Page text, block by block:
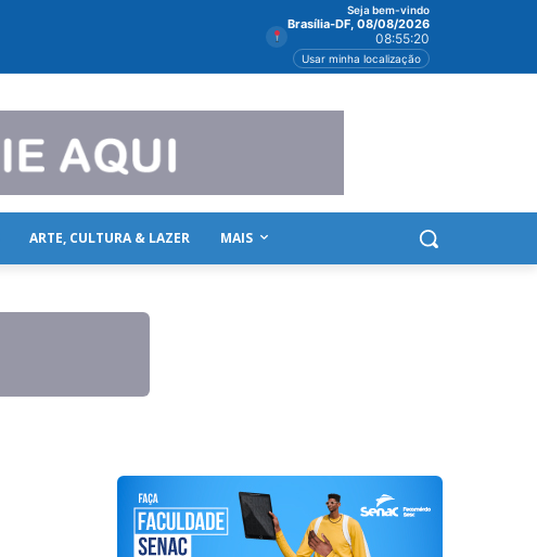
Seja bem-vindo
Brasília-DF, 08/08/2026
08:55:22
Usar minha localização
ARTE, CULTURA & LAZER MAIS